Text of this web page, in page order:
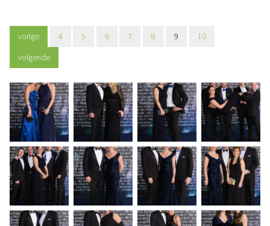
vorige 4 5 6 7 8 9
10
volgende